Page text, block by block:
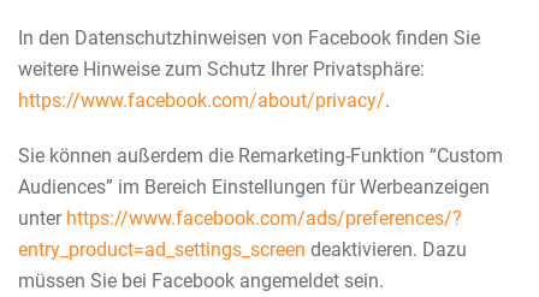
In den Datenschutzhinweisen von Facebook finden Sie
weitere Hinweise zum Schutz Ihrer Privatsphäre:
https://www.facebook.com/about/privacy/.
Sie können außerdem die Remarketing-Funktion “Custom
Audiences” im Bereich Einstellungen für Werbeanzeigen
unter https://www.facebook.com/ads/preferences/?
entry_product=ad_settings_screen deaktivieren. Dazu
müssen Sie bei Facebook angemeldet sein.